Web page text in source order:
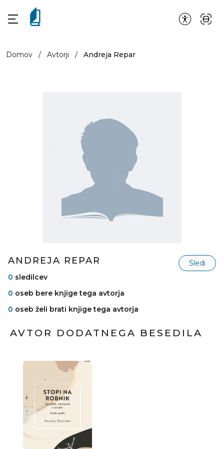
Domov / Avtorji / Andreja Repar
ANDREJA REPAR
Sledi
0 sledilcev
0 oseb bere knjige tega avtorja
0 oseb želi brati knjige tega avtorja
AVTOR DODATNEGA BESEDILA